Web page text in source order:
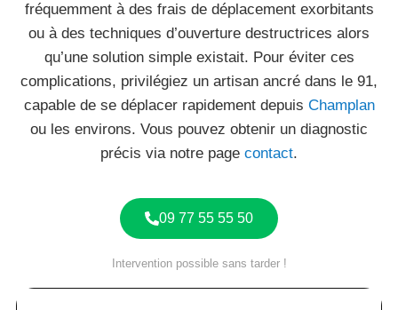
fréquemment à des frais de déplacement exorbitants
ou à des techniques d’ouverture destructrices alors
qu’une solution simple existait. Pour éviter ces
complications, privilégiez un artisan ancré dans le 91,
capable de se déplacer rapidement depuis Champlan
ou les environs. Vous pouvez obtenir un diagnostic
précis via notre page contact.
09 77 55 55 50
Intervention possible sans tarder !